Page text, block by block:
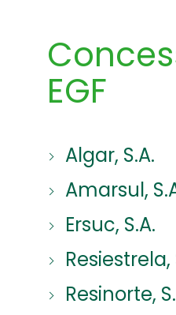
EGF
Algar, S.A.
Amarsul,
Ersuc, S.A.
Resiestrela,
Resinorte,